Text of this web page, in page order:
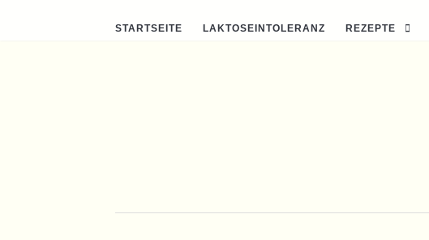
STARTSEITE LAKTOSEINTOLERANZ REZEPTE